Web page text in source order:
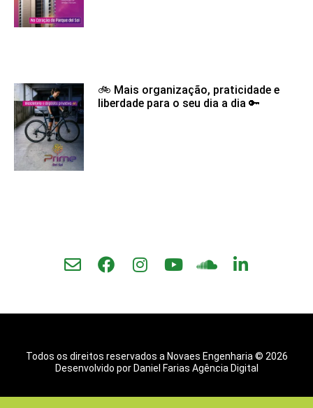
🚲 Mais organização, praticidade e
liberdade para o seu dia a dia 🔑
Todos os direitos reservados a Novaes Engenharia © 2026
Desenvolvido por Daniel Farias Agência Digital